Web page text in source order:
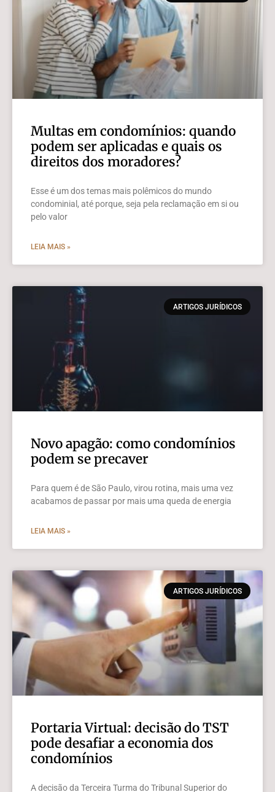
Multas em condomínios: quando
podem ser aplicadas e quais os
direitos dos moradores?
Esse é um dos temas mais polêmicos do mundo
condominial, até porque, seja pela reclamação em si ou
pelo valor
LEIA MAIS »
ARTIGOS JURÍDICOS
Novo apagão: como condomínios
podem se precaver
Para quem é de São Paulo, virou rotina, mais uma vez
acabamos de passar por mais uma queda de energia
LEIA MAIS »
ARTIGOS JURÍDICOS
Portaria Virtual: decisão do TST
pode desafiar a economia dos
condomínios
A decisão da Terceira Turma do Tribunal Superior do